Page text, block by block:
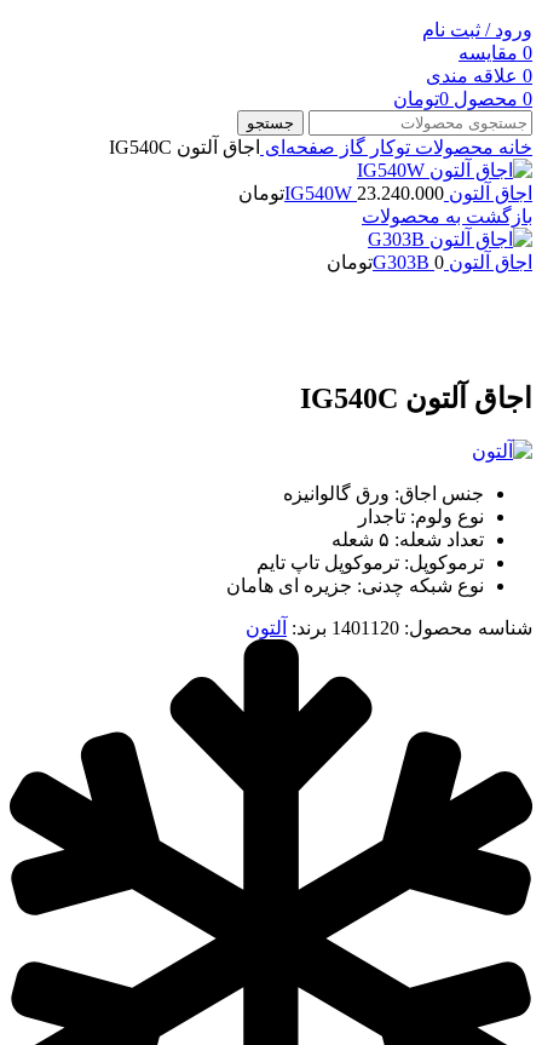
ورود / ثبت نام
0 مقایسه
0 علاقه مندی
0 محصول 0تومان
جستجو
خانه محصولات توکار گاز صفحه‌ای اجاق آلتون IG540C
اجاق آلتون IG540W 23.240.000
تومان
بازگشت به محصولات
اجاق آلتون G303B 0 تومان
اجاق آلتون IG540C
جنس اجاق: ورق گالوانیزه
نوع ولوم: تاجدار
تعداد شعله: ۵ شعله
ترموکوپل: ترموکوپل تاپ تایم
نوع شبکه چدنی: جزیره ای هامان
شناسه محصول: 1401120 برند: آلتون